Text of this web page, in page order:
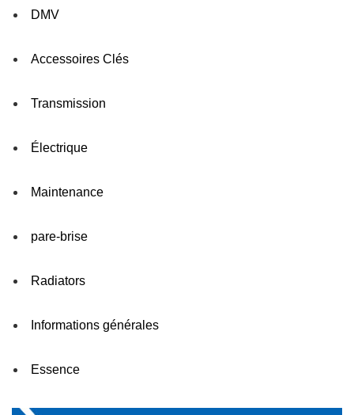
DMV
Accessoires Clés
Transmission
Électrique
Maintenance
pare-brise
Radiators
Informations générales
Essence